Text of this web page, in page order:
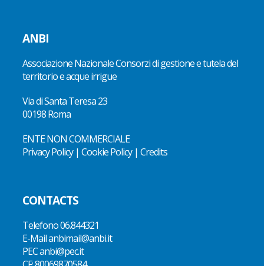
ANBI
Associazione Nazionale Consorzi di gestione e tutela del
territorio e acque irrigue
Via di Santa Teresa 23
00198 Roma
ENTE NON COMMERCIALE
Privacy Policy| Cookie Policy| Credits
CONTACTS
Telefono06.844321
E-Mailanbimail@anbi.it
PEC anbi@pec.it